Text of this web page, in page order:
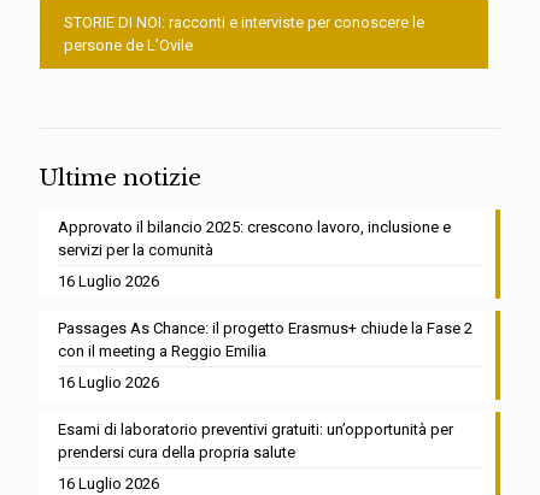
STORIE DI NOI: racconti e interviste per conoscere le
persone de L’Ovile
Ultime notizie
Approvato il bilancio 2025: crescono lavoro, inclusione e
servizi per la comunità
16 Luglio 2026
Passages As Chance: il progetto Erasmus+ chiude la Fase 2
con il meeting a Reggio Emilia
16 Luglio 2026
Esami di laboratorio preventivi gratuiti: un’opportunità per
prendersi cura della propria salute
16 Luglio 2026